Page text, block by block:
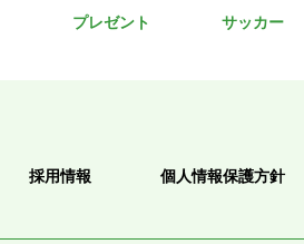
プレゼント サッカー
採用情報 個人情報保護方針